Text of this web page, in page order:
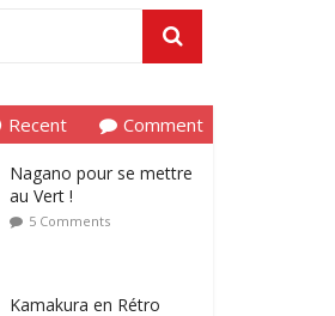
Recent Comment
Nagano pour se mettre
au Vert !
5 Comments
Kamakura en Rétro